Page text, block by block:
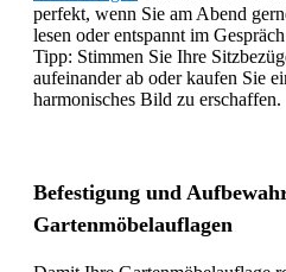
perfekt, wenn Sie am Abend
lesen oder entspannt im
Tipp: Stimmen Sie Ihre
aufeinander ab oder kaufen Sie
harmonisches Bild zu erschaffen.
Befestigung und
Gartenmöbelauflagen